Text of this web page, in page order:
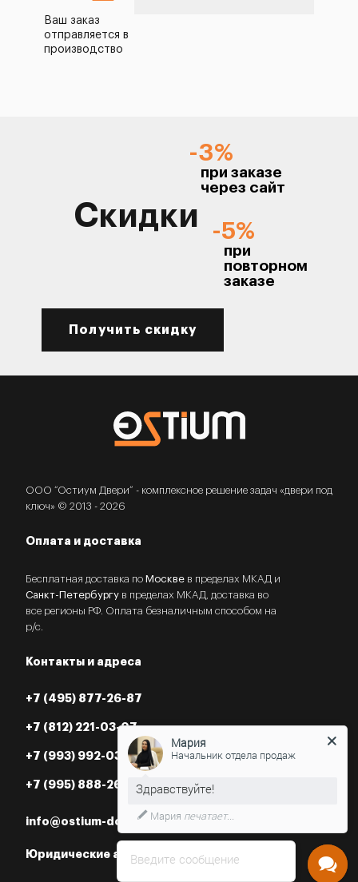
Ваш заказ
отправляется в
производство
Скидки
-3%
при заказе
через сайт
-5%
при
повторном
заказе
Получить скидку
ООО “Остиум Двери” - комплексное решение задач «двери под
ключ» © 2013 - 2026
Оплата и доставка
Бесплатная доставка по Москве в пределах МКАД и
Санкт-Петербургу в пределах МКАД, доставка во
все регионы РФ. Оплата безналичным способом на
р/с.
Контакты и адреса
+7 (495) 877-26-87
+7 (812) 221-03-07
+7 (993) 992-03-07
+7 (995) 888-26-87
info@ostium-doors.ru
Юридические адреса в РФВведите сообщение
Мария
Начальник отдела продаж
Мария печатает...